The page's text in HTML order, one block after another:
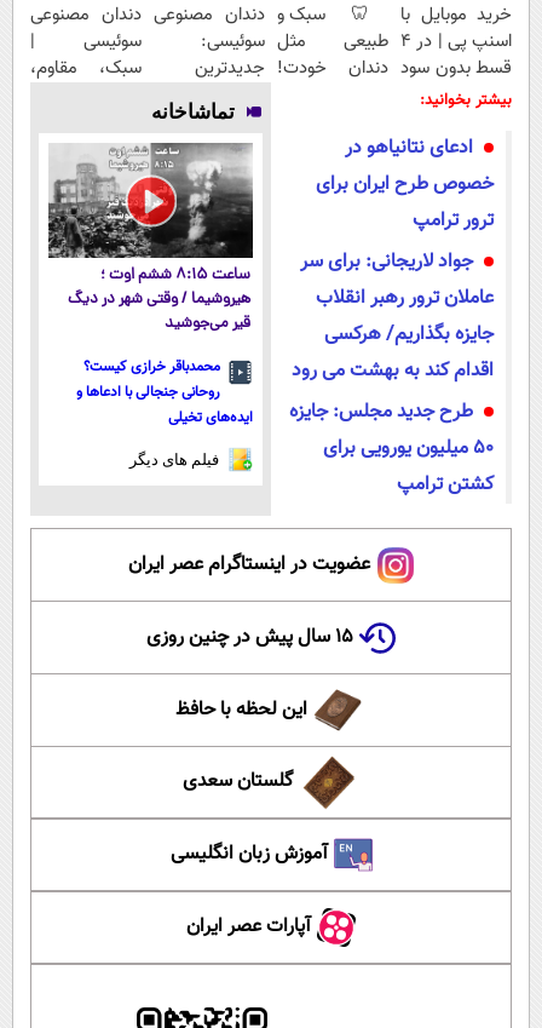
خرید موبایل با
اسنپ پی | در ۴
قسط بدون سود
و کارمزد!
🦷 سبک و
طبیعی مثل
دندان خودت!
اقساطی 💳 📍
تهران
دندان مصنوعی
سوئیسی:
جدیدترین
فناوری اروپا،
سبک و مقاوم |
پرداخت قسطی
دندان مصنوعی
سوئیسی |
سبک، مقاوم،
اقساطی😍
بیشتر بخوانید:
ادعای نتانیاهو در
خصوص طرح ایران برای
ترور ترامپ
جواد لاریجانی: برای سر
عاملان ترور رهبر انقلاب
جایزه بگذاریم/ هرکسی
اقدام کند به بهشت می رود
طرح جدید مجلس: جایزه
۵۰ میلیون یورویی برای
کشتن ترامپ
تماشاخانه
ساعت ۸:۱۵ ششم اوت ؛
هیروشیما / وقتی شهر در دیگ
قیر می‌جوشید
محمدباقر خرازی کیست؟
روحانی جنجالی با ادعاها و
ایده‌های تخیلی
فیلم های دیگر
عضویت در اینستاگرام عصر ایران
۱۵ سال پیش در چنین روزی
این لحظه با حافظ
گلستان سعدی
آموزش زبان انگلیسی
آپارات عصر ایران